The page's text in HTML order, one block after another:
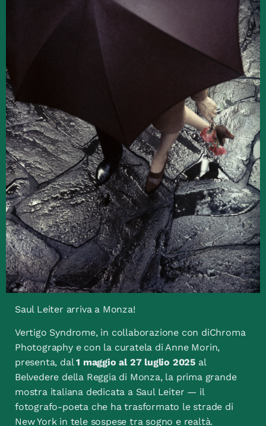
Saul Leiter arriva a Monza!
Vertigo Syndrome, in collaborazione con diChroma
Photography e con la curatela di Anne Morin,
presenta, dal1 maggio al 27 luglio 2025 al
Belvedere della Reggia di Monza, la prima grande
mostra italiana dedicata a Saul Leiter — il
fotografo-poeta che ha trasformato le strade di
New York in tele sospese tra sogno e realtà.